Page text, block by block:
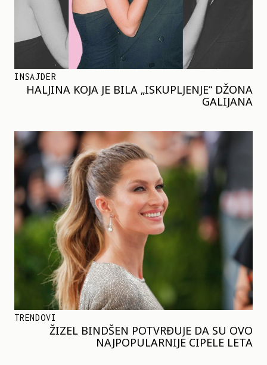
INSAJDER
HALJINA KOJA JE BILA „ISKUPLJENJE“ DŽONA
GALIJANA
TRENDOVI
ŽIZEL BINDŠEN POTVRĐUJE DA SU OVO
NAJPOPULARNIJE CIPELE LETA